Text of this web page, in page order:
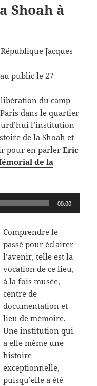
Shoah à
Jacques
public le 27
du camp
dans le quartier
l’institution
de la Shoah et
pour en parlerEric
de la
00:00
Comprendre le
passé pour éclairer
l’avenir, telle est la
vocation de ce lieu,
à la fois musée,
centre de
documentation et
lieu de mémoire.
Une institution qui
a elle même une
histoire
exceptionnelle,
puisqu’elle a été